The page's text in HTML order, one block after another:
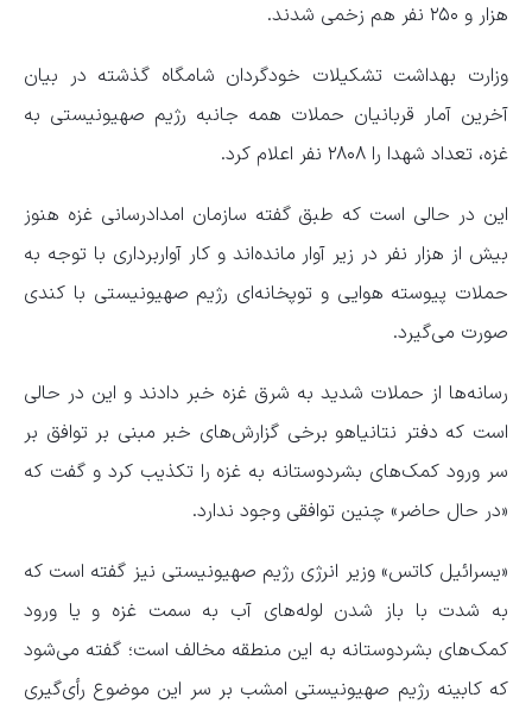
هزار و ۲۵۰ نفر هم زخمی شدند.
وزارت بهداشت تشکیلات خودگردان شامگاه گذشته در بیان
آخرین آمار قربانیان حملات همه جانبه رژیم صهیونیستی به
غزه، تعداد شهدا را ۲۸۰۸ نفر اعلام کرد.
این در حالی است که طبق گفته سازمان امدادرسانی غزه هنوز
بیش از هزار نفر در زیر آوار مانده‌اند و کار آواربرداری با توجه به
حملات پیوسته هوایی و توپخانه‌ای رژیم صهیونیستی با کندی
صورت می‌گیرد.
رسانه‌ها از حملات شدید به شرق غزه خبر دادند و این در حالی
است که دفتر نتانیاهو برخی گزارش‌های خبر مبنی بر توافق بر
سر ورود کمک‌های بشردوستانه به غزه را تکذیب کرد و گفت که
«در حال حاضر» چنین توافقی وجود ندارد.
«یسرائیل کاتس» وزیر انرژی رژیم صهیونیستی نیز گفته است که
به شدت با باز شدن لوله‌های آب به سمت غزه و یا ورود
کمک‌های بشردوستانه به این منطقه مخالف است؛ گفته می‌شود
که کابینه رژیم صهیونیستی امشب بر سر این موضوع رأی‌گیری